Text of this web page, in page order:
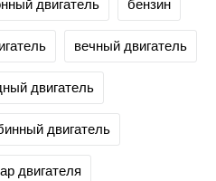
двигатель бензин
вечный двигатель
двигатель
двигатель
двигателя